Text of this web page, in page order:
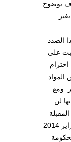
بوضوح
الصدد
على
احترام
المواد
ومع
لن
–
التي ستعقد في سوتشي بين 07-23 فبراير 2014